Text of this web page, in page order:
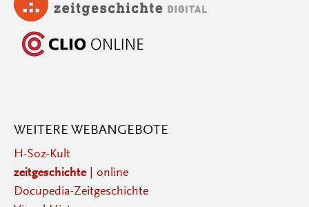
WEITERE WEBANGEBOTE
H-Soz-Kult
zeitgeschichte| online
Docupedia-Zeitgeschichte